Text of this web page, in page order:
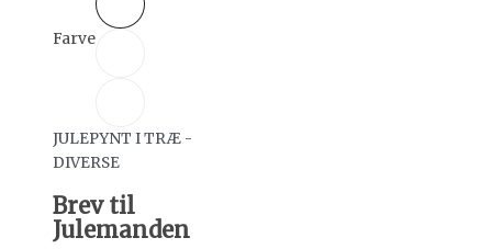
Farve
JULEPYNT I TRÆ -
DIVERSE
Brev til
Julemanden